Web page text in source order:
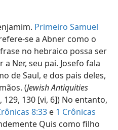
Primeiro Samuel
se a Abner como o
no hebraico possa ser
Ner, seu pai. Josefo fala
de Saul, e dos pais deles,
(Jewish Antiquities
129, 130 [vi, 6]) No entanto,
8:33 e 1 Crônicas
Quis como filho